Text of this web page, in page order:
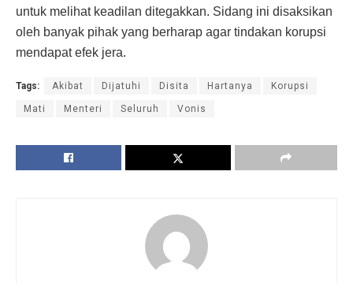
untuk melihat keadilan ditegakkan. Sidang ini disaksikan
oleh banyak pihak yang berharap agar tindakan korupsi
mendapat efek jera.
Tags: Akibat Dijatuhi Disita Hartanya Korupsi
Mati Menteri Seluruh Vonis